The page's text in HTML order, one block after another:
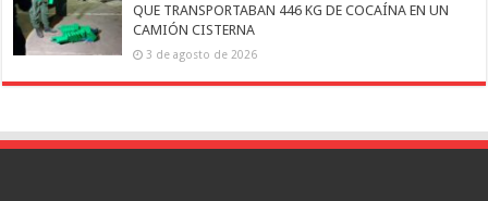
QUE TRANSPORTABAN 446 KG DE COCAÍNA EN UN
CAMIÓN CISTERNA
3 de agosto de 2026